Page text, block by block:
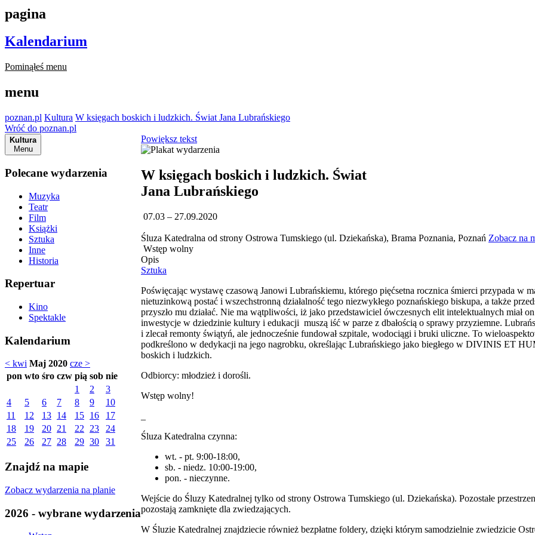
pagina
Kalendarium
Pominąłeś menu
menu
poznan.pl Kultura W księgach boskich i ludzkich. Świat Jana Lubrańskiego
Wróć do poznan.pl
Kultura
Menu
Polecane wydarzenia
Muzyka
Teatr
Film
Książki
Sztuka
Inne
Historia
Repertuar
Kino
Spektakle
Kalendarium
< kwi Maj 2020 cze >
pon wto śro czw pią sob nie
1
2
3
4
5 6 7 8 9
10
11
12 13 14 15 16
17
18
19 20 21 22 23
24
25
26 27 28 29 30 31
Znajdź na mapie
Zobacz wydarzenia na planie
2026 - wybrane wydarzenia
Powiększ tekst
W księgach boskich i ludzkich. Świat
Jana Lubrańskiego
07.03 – 27.09.2020
Śluza Katedralna od strony Ostrowa Tumskiego (ul. Dziekańska), Brama Poznania, Poznań Zobacz na
Wstęp wolny
Opis
Sztuka
Poświęcając wystawę czasową Janowi Lubrańskiemu, którego pięćsetna rocznica śmierci przypada w
nietuzinkową postać i wszechstronną działalność tego niezwykłego poznańskiego biskupa, a także
przyszło mu działać. Nie ma wątpliwości, iż jako przedstawiciel ówczesnych elit intelektualnych miał
inwestycje w dziedzinie kultury i edukacji muszą iść w parze z dbałością o sprawy przyziemne.
i zlecał remonty świątyń, ale jednocześnie fundował szpitale, wodociągi i bruki uliczne. To
podkreślono w dedykacji na jego nagrobku, określając Lubrańskiego jako biegłego w DIVINIS ET
boskich i ludzkich.
Odbiorcy: młodzież i dorośli.
Wstęp wolny!
Śluza Katedralna czynna:
wt. - pt. 9:00-18:00,
sb. - niedz. 10:00-19:00,
pon. - nieczynne.
Wejście do Śluzy Katedralnej tylko od strony Ostrowa Tumskiego (ul. Dziekańska). Pozostałe
pozostają zamknięte dla zwiedzających.
W Śluzie Katedralnej znajdziecie również bezpłatne foldery, dzięki którym samodzielnie zwiedzicie